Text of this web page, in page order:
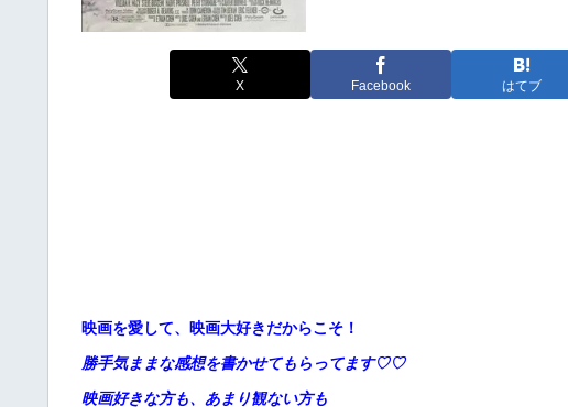
X Facebook はてブ
映画を愛して、映画大好きだからこそ！
勝手気ままな感想を書かせてもらってます♡♡
映画好きな方も、あまり観ない方も